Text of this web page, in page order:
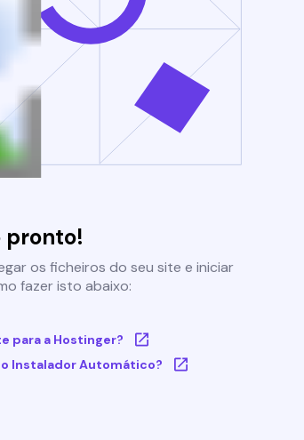
pronto!
os ficheiros do seu site e iniciar
fazer isto abaixo:
para a Hostinger?
Instalador Automático?